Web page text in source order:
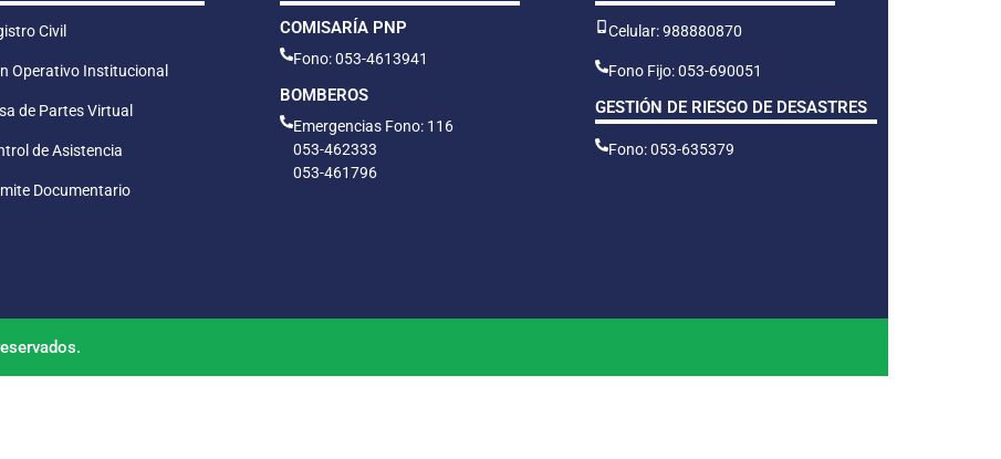
Civil
Operativo Institucional
de Partes Virtual
de Asistencia
Documentario
COMISARÍA PNP
Fono: 053-4613941
BOMBEROS
Emergencias Fono: 116
053-462333
053-461796
Celular: 988880870
Fono Fijo: 053-690051
GESTIÓN DE RIESGO DE DESASTRES
Fono: 053-635379